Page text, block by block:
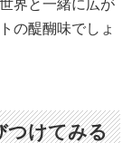
界と一緒に広が
の醍醐味でしょ
つけてみる